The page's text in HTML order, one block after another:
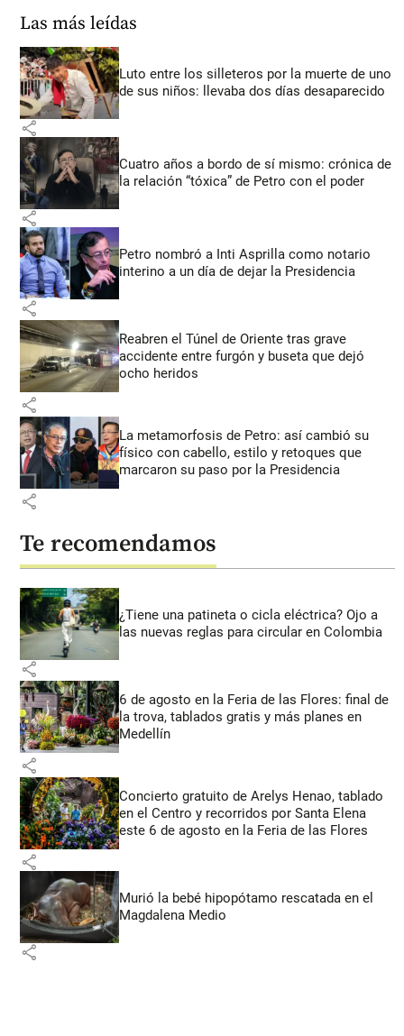
Las más leídas
Luto entre los silleteros por la muerte de uno
de sus niños: llevaba dos días desaparecido
share
Cuatro años a bordo de sí mismo: crónica de
la relación “tóxica” de Petro con el poder
share
Petro nombró a Inti Asprilla como notario
interino a un día de dejar la Presidencia
share
Reabren el Túnel de Oriente tras grave
accidente entre furgón y buseta que dejó
ocho heridos
share
La metamorfosis de Petro: así cambió su
físico con cabello, estilo y retoques que
marcaron su paso por la Presidencia
share
Te recomendamos
¿Tiene una patineta o cicla eléctrica? Ojo a
las nuevas reglas para circular en Colombia
share
6 de agosto en la Feria de las Flores: final de
la trova, tablados gratis y más planes en
Medellín
share
Concierto gratuito de Arelys Henao, tablado
en el Centro y recorridos por Santa Elena
este 6 de agosto en la Feria de las Flores
share
Murió la bebé hipopótamo rescatada en el
Magdalena Medio
share